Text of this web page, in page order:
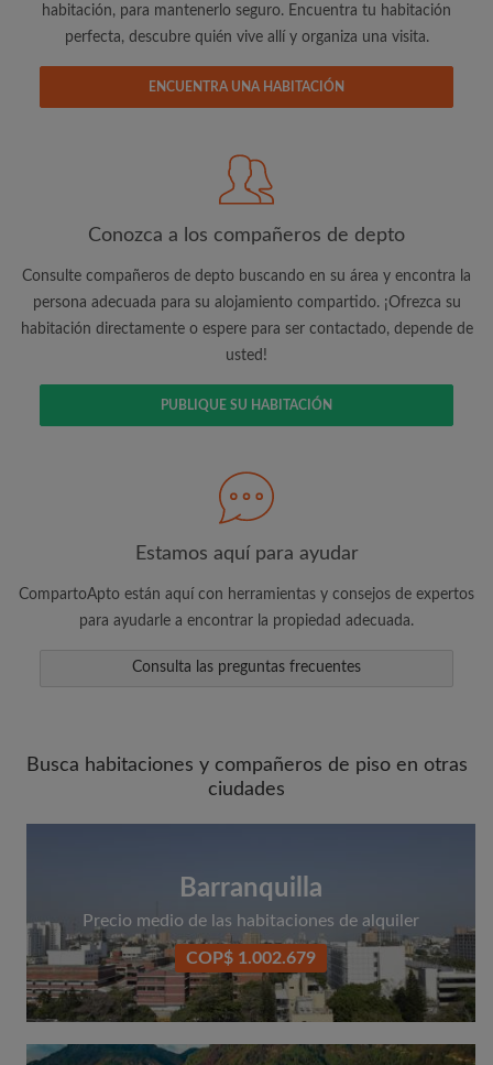
y reconocer la Política de confidencialidad
CREAR PERFIL
Busca lo que es importante para ti
Vea piezas y compañeros de depto
Recibir alertas de nuevos emparejamientos
Dile a los compañeros de depto y
propietarios exactamente lo que está
habitación, para mantenerlo seguro. Encuentra tu habitación
perfecta, descubre quién vive allí y organiza una visita.
ENCUENTRA UNA HABITACIÓN
Conozca a los compañeros de depto
Consulte compañeros de depto buscando en su área y encontra la
persona adecuada para su alojamiento compartido. ¡Ofrezca su
habitación directamente o espere para ser contactado, depende de
usted!
PUBLIQUE SU HABITACIÓN
Estamos aquí para ayudar
CompartoApto están aquí con herramientas y consejos de expertos
para ayudarle a encontrar la propiedad adecuada.
Consulta las preguntas frecuentes
Busca habitaciones y compañeros de piso en otras
ciudades
Barranquilla
Precio medio de las habitaciones de alquiler
COP$ 1.002.679